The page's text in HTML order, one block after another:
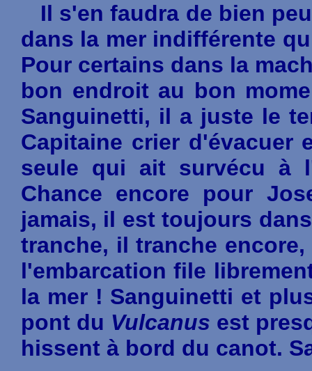
Il s'en faudra de bien
dans la mer indifférente
Pour certains dans la
bon endroit au bon
Sanguinetti, il a juste le
Capitaine crier d'évacuer
seule qui ait survécu à
Chance encore pour
jamais, il est toujours
tranche, il tranche
l'embarcation file
la mer ! Sanguinetti et
pont du Vulcanus est
hissent à bord du canot.